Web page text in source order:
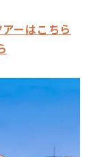
ーはこちら